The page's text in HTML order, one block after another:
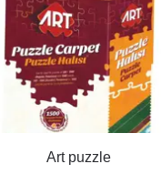
Art puzzle